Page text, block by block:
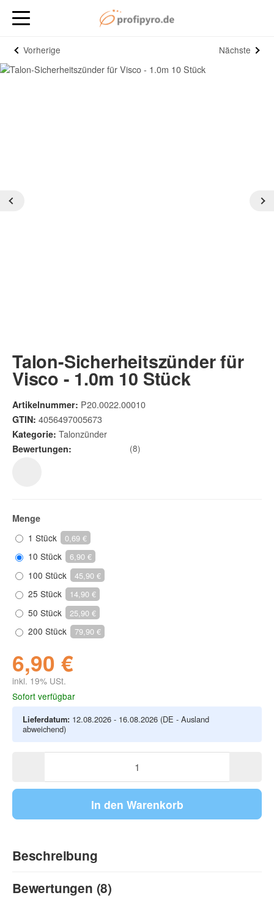
Vorherige Nächste
Talon-Sicherheitszünder für
Visco - 1.0m 10 Stück
Artikelnummer: P20.0022.00010
GTIN: 4056497005673
Kategorie: Talonzünder
Bewertungen: (8)
Menge
1 Stück
0,69 €
10 Stück 6,90 €
100 Stück 45,90 €
25 Stück 14,90 €
50 Stück 25,90 €
200 Stück 79,90 €
6,90 €
inkl. 19% USt.
Sofort verfügbar
Lieferdatum: 12.08.2026 - 16.08.2026 (DE - Ausland
abweichend)
In den Warenkorb
Beschreibung
Bewertungen (8)